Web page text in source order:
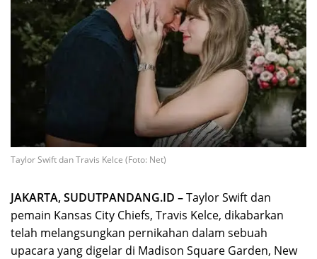
Taylor Swift dan Travis Kelce (Foto: Net)
JAKARTA, SUDUTPANDANG.ID –Taylor Swift dan
pemain Kansas City Chiefs, Travis Kelce, dikabarkan
telah melangsungkan pernikahan dalam sebuah
upacara yang digelar di Madison Square Garden, New